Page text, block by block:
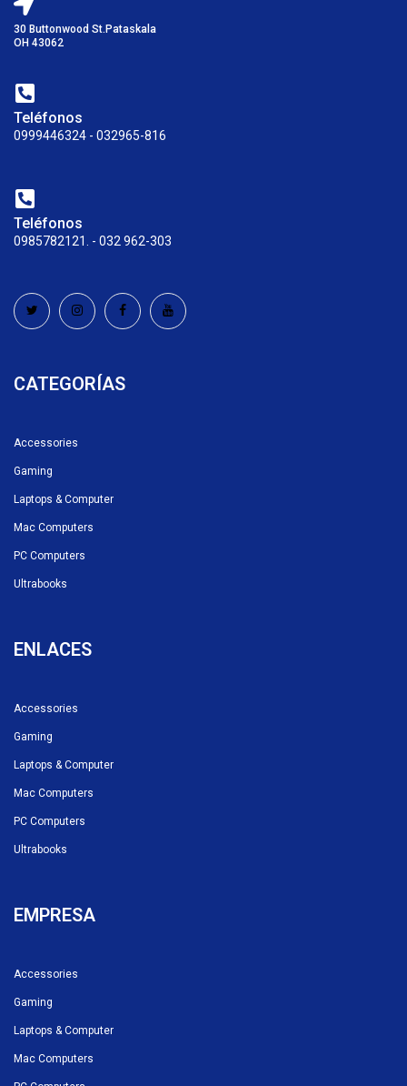
30 Buttonwood St.Pataskala
OH 43062
Teléfonos
0999446324 - 032965-816
Teléfonos
0985782121. - 032 962-303
CATEGORÍAS
Accessories
Gaming
Laptops & Computer
Mac Computers
PC Computers
Ultrabooks
ENLACES
Accessories
Gaming
Laptops & Computer
Mac Computers
PC Computers
Ultrabooks
EMPRESA
Accessories
Gaming
Laptops & Computer
Mac Computers